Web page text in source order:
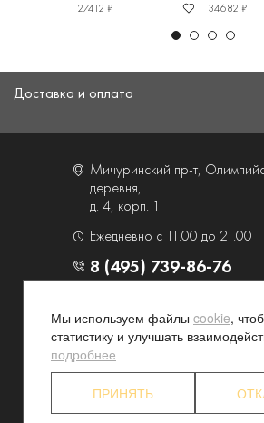
27412 ₽ 34682 ₽
Доставка и оплата
Мичуринский пр-т,
деревня,
д. 4, корп. 1
Ежедневно с 11.00 до 21.00
8 (495) 739-86-76
Услуги
Контакты и схема проезда
Наши
Программа лояльности
Мы используем файлы cookie,
статистику и улучшать
подробнее
ПРИНЯТЬ